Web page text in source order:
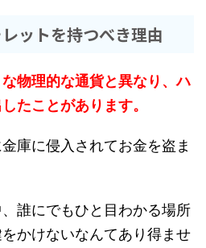
ットを持つべき理由
物理的な通貨と異なり、ハ
たことがあります。
庫に侵入されてお金を盗ま
誰にでもひと目わかる場所
かけないなんてあり得ませ